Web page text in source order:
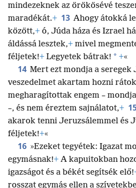
mindezeknek az örökösévé
maradékát.+ 13 Ahogy átokká
között,+ ó, Júda háza és Izrael
áldássá lesztek,+ mivel
féljetek!+ Legyetek bátrak! * +«
14 Mert ezt mondja a seregek
veszedelmet akartam hozni
megharagítottak engem –
–, és nem éreztem sajnálatot,+
akarok tenni Jeruzsálemmel és
féljetek!+«
16 »Ezeket tegyétek: Igazat
egymásnak!+ A kapuitokban
igazságot és a békét segítsék elő!
rosszat egymás ellen a